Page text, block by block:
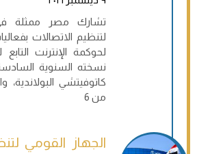
تشارك مصر ممثلة
لتنظيم الاتصالات
لحوكمة الإنترنت
نسخته السنوية
كاتوفيتشي البولاندية،
من 6
الجهاز القومي